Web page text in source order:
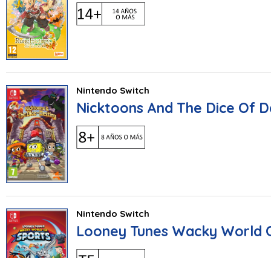
Nintendo Switch
Nicktoons And The Dice Of
Nintendo Switch
Looney Tunes Wacky World